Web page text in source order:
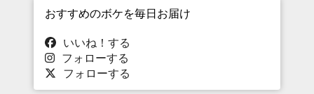
おすすめのボケを毎日お届け
いいね！する
フォローする
フォローする